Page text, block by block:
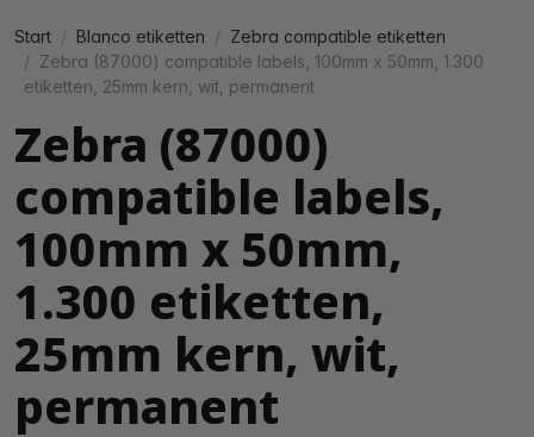
Start Blanco etiketten
Zebra compatible etiketten
Zebra (87000) compatible labels, 100mm x 50mm, 1.300
etiketten, 25mm kern, wit, permanent
Zebra (87000)
compatible labels,
100mm x 50mm,
1.300 etiketten,
25mm kern, wit,
permanent